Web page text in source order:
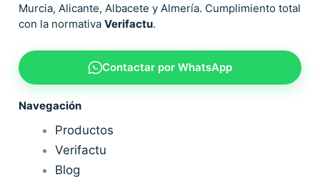
Murcia, Alicante, Albacete y Almería. Cumplimiento total
con la normativa Verifactu.
Contactar por WhatsApp
Navegación
Productos
Verifactu
Blog